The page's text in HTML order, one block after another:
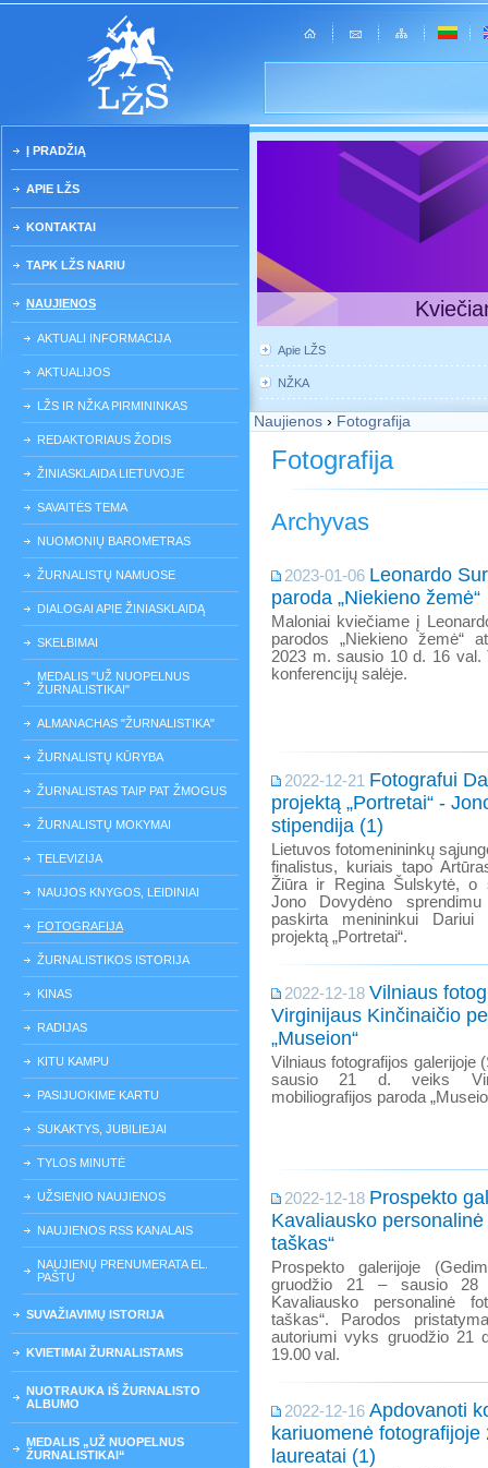
Į PRADŽIĄ
APIE LŽS
KONTAKTAI
TAPK LŽS NARIU
NAUJIENOS
AKTUALI INFORMACIJA
AKTUALIJOS
LŽS IR NŽKA PIRMININKAS
REDAKTORIAUS ŽODIS
ŽINIASKLAIDA LIETUVOJE
SAVAITĖS TEMA
NUOMONIŲ BAROMETRAS
ŽURNALISTŲ NAMUOSE
DIALOGAI APIE ŽINIASKLAIDĄ
SKELBIMAI
MEDALIS "UŽ NUOPELNUS
ŽURNALISTIKAI"
ALMANACHAS "ŽURNALISTIKA"
ŽURNALISTŲ KŪRYBA
ŽURNALISTAS TAIP PAT ŽMOGUS
ŽURNALISTŲ MOKYMAI
TELEVIZIJA
NAUJOS KNYGOS, LEIDINIAI
FOTOGRAFIJA
ŽURNALISTIKOS ISTORIJA
KINAS
RADIJAS
KITU KAMPU
PASIJUOKIME KARTU
SUKAKTYS, JUBILIEJAI
TYLOS MINUTĖ
UŽSIENIO NAUJIENOS
NAUJIENOS RSS KANALAIS
NAUJIENŲ PRENUMERATA EL.
PAŠTU
SUVAŽIAVIMŲ ISTORIJA
KVIETIMAI ŽURNALISTAMS
NUOTRAUKA IŠ ŽURNALISTO
ALBUMO
MEDALIS „UŽ NUOPELNUS
ŽURNALISTIKAI“
Apie LŽS
NŽKA
Naujienos › Fotografija
Fotografija
Archyvas
2023-01-06 Leonardo
paroda „Niekieno žemė“
Maloniai kviečiame į
parodos „Niekieno žemė“
2023 m. sausio 10 d. 16 val.
konferencijų salėje.
2022-12-21 Fotografui
projektą „Portretai“ -
stipendija (1)
Lietuvos fotomenininkų
finalistus, kuriais tapo
Žiūra ir Regina Šulskytė, o
Jono Dovydėno
paskirta menininkui
projektą „Portretai“.
2022-12-18 Vilniaus
Virginijaus Kinčinaičio
„Museion“
Vilniaus fotografijos galerijoje
sausio 21 d. veiks
mobiliografijos paroda
2022-12-18 Prospekto
Kavaliausko personalinė
taškas“
Prospekto galerijoje
gruodžio 21 – sausio 28
Kavaliausko personalinė
taškas“. Parodos
autoriumi vyks gruodžio 21
19.00 val.
2022-12-16 Apdovanoti
kariuomenė fotografijoje
laureatai (1)